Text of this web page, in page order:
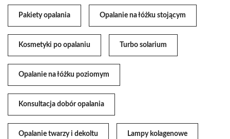
Pakiety opalania Opalanie na łóżku stojącym
Kosmetyki po opalaniu Turbo solarium
Opalanie na łóżku poziomym
Konsultacja dobór opalania
Opalanie twarzy i dekoltu Lampy kolagenowe